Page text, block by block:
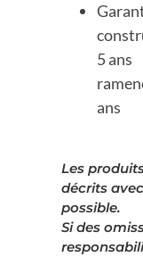
5 ans
ans
Les
décrits
possible.
Si des